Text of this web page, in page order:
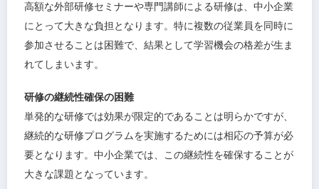
高額な外部研修セミナーや専門講師による研修は、中小企業
にとって大きな負担となります。特に複数の従業員を同時に
参加させることは困難で、結果として学習機会の格差が生ま
れてしまいます。
研修の継続性確保の困難
単発的な研修では効果が限定的であることは明らかですが、
継続的な研修プログラムを実施するためには相応の予算が必
要となります。中小企業では、この継続性を確保することが
大きな課題となっています。